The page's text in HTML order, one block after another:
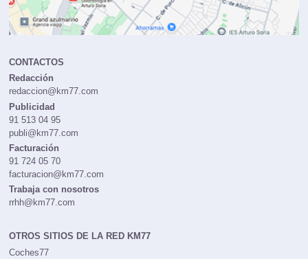
CONTACTOS
Redacción
redaccion@km77.com
Publicidad
91 513 04 95
publi@km77.com
Facturación
91 724 05 70
facturacion@km77.com
Trabaja con nosotros
rrhh@km77.com
OTROS SITIOS DE LA RED KM77
Coches77